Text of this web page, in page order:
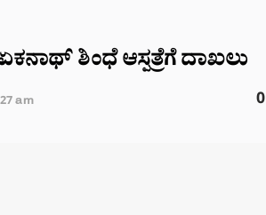
ಶಿಂಧೆ ಆಸ್ಪತ್ರೆಗೆ ದಾಖಲು
am 0